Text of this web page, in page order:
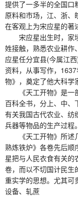
提供了一多半的全国口
原料和市场，江、浙、
在客观上为宋应星的著
宋应星出生时，家境
姓接触，熟悉农业耕作
应星任分宜县(今属江
资料，从事写作，
物》，奠定了他大科学
《天工开物》是一
百科全书，分上、中
有关我国古代农业、纺
兵器等物品的生产过程。
《天工开物》所述几
熟炼铁炉》各卷先后顺
星把与人民衣食有关
卷，而以不切国计民生
重实学的思想。尤其可
设备、轧蔗